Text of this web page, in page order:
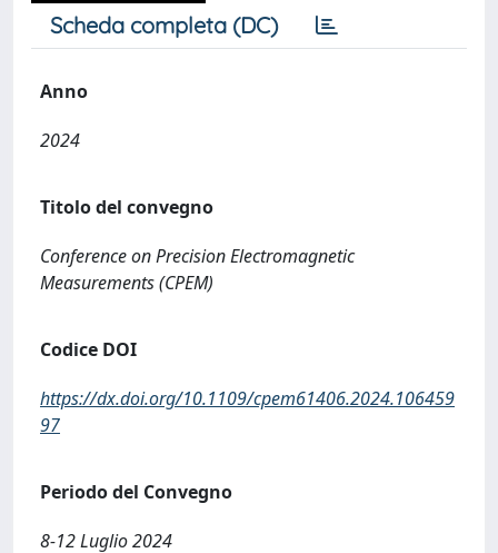
Scheda completa (DC)
Anno
2024
Titolo del convegno
Conference on Precision Electromagnetic
Measurements (CPEM)
Codice DOI
https://dx.doi.org/10.1109/cpem61406.2024.106459
97
Periodo del Convegno
8-12 Luglio 2024